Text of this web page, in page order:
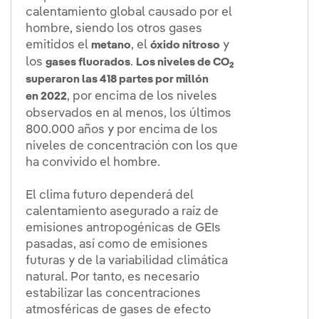
calentamiento global causado por el
hombre, siendo los otros gases
emitidos el metano, el óxido nitroso y
los gases fluorados. Los niveles de CO2
superaron las 418 partes por millón
en 2022, por encima de los niveles
observados en al menos, los últimos
800.000 años y por encima de los
niveles de concentración con los que
ha convivido el hombre.
El clima futuro dependerá del
calentamiento asegurado a raíz de
emisiones antropogénicas de GEIs
pasadas, así como de emisiones
futuras y de la variabilidad climática
natural. Por tanto, es necesario
estabilizar las concentraciones
atmosféricas de gases de efecto